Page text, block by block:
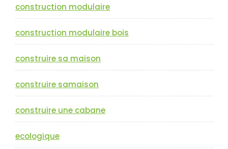
construction modulaire
construction modulaire bois
construire sa maison
construire samaison
construire une cabane
ecologique